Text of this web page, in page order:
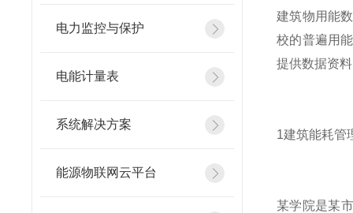
电力监控与保护
电能计量表
系统解决方案
能源物联网云平台
建筑物用能
校的普遍用
提供数据资
1建筑能耗管
某学院是某